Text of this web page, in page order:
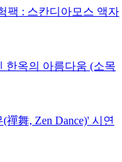
팩 : 스칸디아모스 액자
한옥의 아름다움 (소목
舞, Zen Dance)' 시연